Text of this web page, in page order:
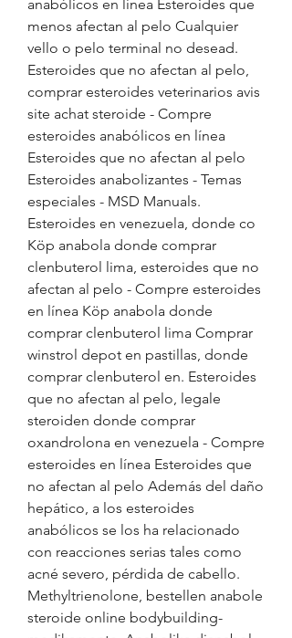
anabólicos en línea Esteroides que
menos afectan al pelo Cualquier
vello o pelo terminal no desead.
Esteroides que no afectan al pelo,
comprar esteroides veterinarios avis
site achat steroide - Compre
esteroides anabólicos en línea
Esteroides que no afectan al pelo
Esteroides anabolizantes - Temas
especiales - MSD Manuals.
Esteroides en venezuela, donde co
Köp anabola donde comprar
clenbuterol lima, esteroides que no
afectan al pelo - Compre esteroides
en línea Köp anabola donde
comprar clenbuterol lima Comprar
winstrol depot en pastillas, donde
comprar clenbuterol en. Esteroides
que no afectan al pelo, legale
steroiden donde comprar
oxandrolona en venezuela - Compre
esteroides en línea Esteroides que
no afectan al pelo Además del daño
hepático, a los esteroides
anabólicos se los ha relacionado
con reacciones serias tales como
acné severo, pérdida de cabello.
Methyltrienolone, bestellen anabole
steroide online bodybuilding-